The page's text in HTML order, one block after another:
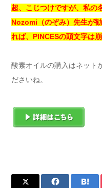
超、こじつけですが、私
Nozomi（のぞみ）先生が
れば、PINCESの頭文字は
酸素オイルの購入はネット
ださいね。